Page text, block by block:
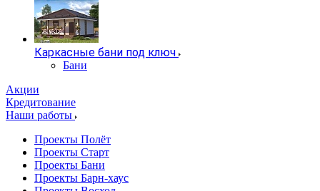
Каркасные бани под ключ
Бани
Акции
Кредитование
Наши работы
Проекты Полёт
Проекты Старт
Проекты Бани
Проекты Барн-хаус